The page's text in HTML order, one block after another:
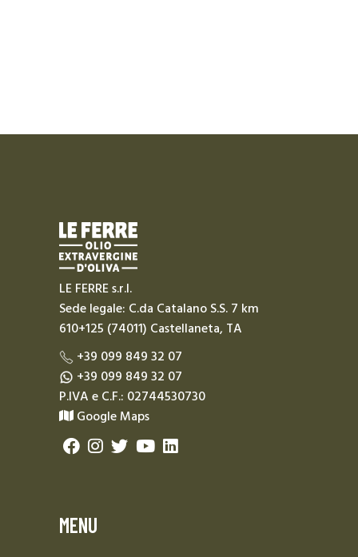
LE FERRE s.r.l.
Sede legale: C.da Catalano S.S. 7 km
610+125 (74011) Castellaneta, TA
+39 099 849 32 07
+39 099 849 32 07
P.IVA e C.F.: 02744530730
Google Maps
MENU